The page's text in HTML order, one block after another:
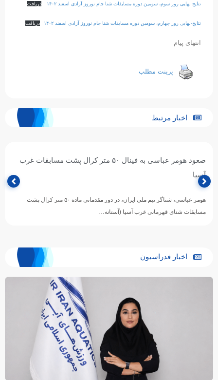
نتایج نهایی روز سوم، سومین دوره مسابقات شنا جام نوروز آزادی اسفند ۱۴۰۲ دریافت
نتایج-نهایی روز چهارم، سومین دوره مسابقات شنا جام نوروز آزادی اسفند ۱۴۰۲ دریافت
انتهای پیام
پرینت مطلب
اخبار مرتبط
صعود هومر عباسی به فینال ۵۰ متر کرال پشت مسابقات غرب
آسیا
هومر عباسی، شناگر تیم ملی ایران، در دور مقدماتی ماده ۵۰ متر کرال پشت
مسابقات شنای قهرمانی غرب آسیا (آستانه…
اخبار فدراسیون